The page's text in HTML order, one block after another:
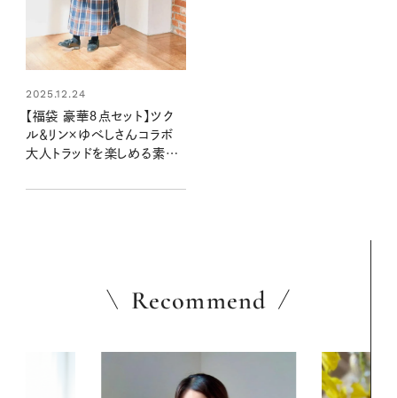
2025.12.24
【福袋 豪華８点セット】ツク
ル＆リン×ゆべしさんコラボ
大人トラッドを楽しめる素敵
Recommend